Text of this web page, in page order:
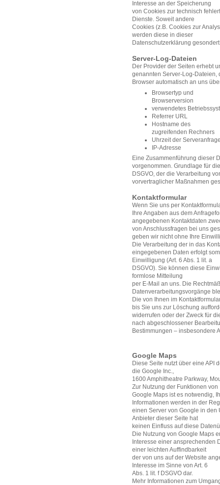
Interesse an der Speicherung
von Cookies zur technisch
Dienste. Soweit andere
Cookies (z.B. Cookies zur
werden diese in dieser
Datenschutzerklärung
Server-Log-Dateien
Der Provider der Seiten erhebt
genannten Server-Log-Dateien,
Browser automatisch an uns
Browsertyp und
Browserversion
verwendetes
Referrer URL
Hostname des
zugreifenden Rechners
Uhrzeit der
IP-Adresse
Eine Zusammenführung dieser
vorgenommen. Grundlage für
DSGVO, der die Verarbeitung
vorvertraglicher Maßnahmen
Kontaktformular
Wenn Sie uns per
Ihre Angaben aus dem
angegebenen Kontaktdaten
von Anschlussfragen bei uns
geben wir nicht ohne Ihre
Die Verarbeitung der in das
eingegebenen Daten erfolgt
Einwilligung (Art. 6 Abs. 1 lit. a
DSGVO). Sie können diese
formlose Mitteilung
per E-Mail an uns. Die
Datenverarbeitungsvorgänge
Die von Ihnen im
bis Sie uns zur Löschung
widerrufen oder der Zweck für
nach abgeschlossener
Bestimmungen – insbesondere
Google Maps
Diese Seite nutzt über eine API
die Google Inc.,
1600 Amphitheatre Parkway,
Zur Nutzung der Funktionen von
Google Maps ist es notwendig,
Informationen werden in der
einen Server von Google in den
Anbieter dieser Seite hat
keinen Einfluss auf diese
Die Nutzung von Google Maps
Interesse einer ansprechenden
einer leichten Auffindbarkeit
der von uns auf der Website
Interesse im Sinne von Art. 6
Abs. 1 lit. f DSGVO dar.
Mehr Informationen zum